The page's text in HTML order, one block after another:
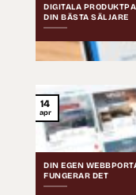
DIGITALA
DIN BÄSTA SÄLJARE
DIN EGEN
FUNGERAR DET
14
apr